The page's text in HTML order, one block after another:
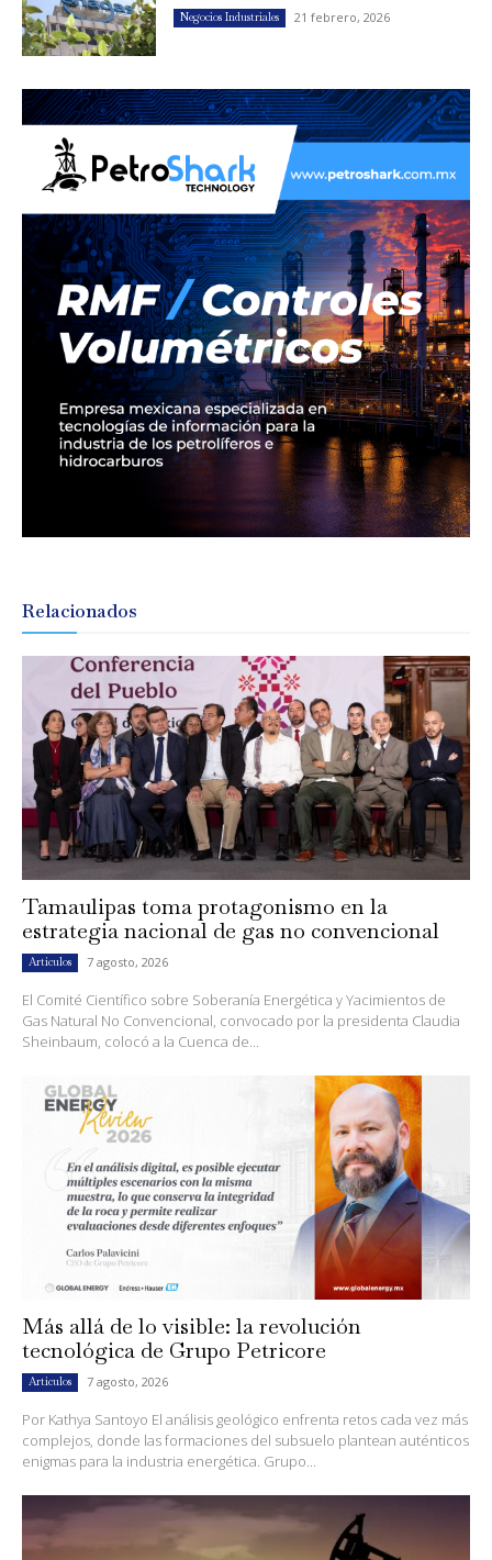
Negocios Industriales 21 febrero, 2026
Relacionados
Tamaulipas toma protagonismo en la
estrategia nacional de gas no convencional
Artículos 7 agosto, 2026
El Comité Científico sobre Soberanía Energética y Yacimientos de
Gas Natural No Convencional, convocado por la presidenta Claudia
Sheinbaum, colocó a la Cuenca de...
Más allá de lo visible: la revolución
tecnológica de Grupo Petricore
Artículos 7 agosto, 2026
Por Kathya Santoyo El análisis geológico enfrenta retos cada vez más
complejos, donde las formaciones del subsuelo plantean auténticos
enigmas para la industria energética. Grupo...